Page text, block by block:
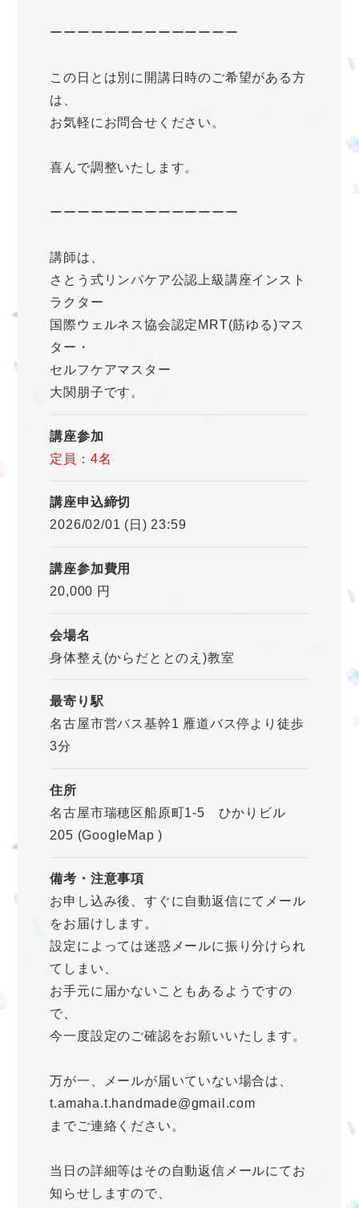
ーーーーーーーーーーーーーー
この日とは別に開講日時のご希望がある方
は、
お気軽にお問合せください。
喜んで調整いたします。
ーーーーーーーーーーーーーー
講師は、
さとう式リンパケア公認上級講座インスト
ラクター
国際ウェルネス協会認定MRT(筋ゆる)マス
ター・
セルフケアマスター
大関朋子です。
講座参加
定員：4名
講座申込締切
2026/02/01 (日) 23:59
講座参加費用
20,000 円
会場名
身体整え(からだととのえ)教室
最寄り駅
名古屋市営バス基幹1 雁道バス停より徒歩
3分
住所
名古屋市瑞穂区船原町1-5 ひかりビル
205 (GoogleMap)
備考・注意事項
お申し込み後、すぐに自動返信にてメール
をお届けします。
設定によっては迷惑メールに振り分けられ
てしまい、
お手元に届かないこともあるようですの
で、
今一度設定のご確認をお願いいたします。
万が一、メールが届いていない場合は、
t.amaha.t.handmade@gmail.com
までご連絡ください。
当日の詳細等はその自動返信メールにてお
知らせしますので、